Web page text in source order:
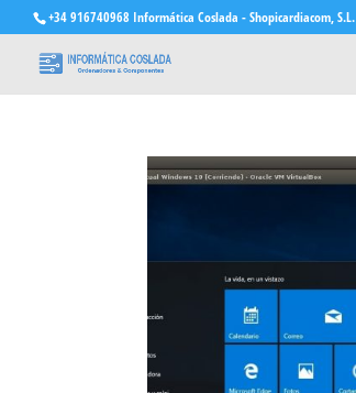
+34 916740968 Informática Coslada - Shopicardiacom, S.L.